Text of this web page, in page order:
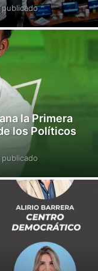
o
publicado2
a
ñ
u
b
c
a
la Primera
los Políticos
ñ
o
s
p
u
l
i